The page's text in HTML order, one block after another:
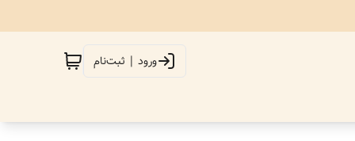
ورود | ثبت‌نام